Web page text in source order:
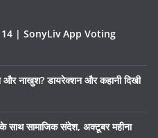
14 | SonyLiv App Voting
नाखुश? डायरेक्शन और कहानी दिखी
साथ सामाजिक संदेश, अक्टूबर महीना